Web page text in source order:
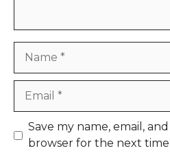
Website
Save my name, email,
browser for the next